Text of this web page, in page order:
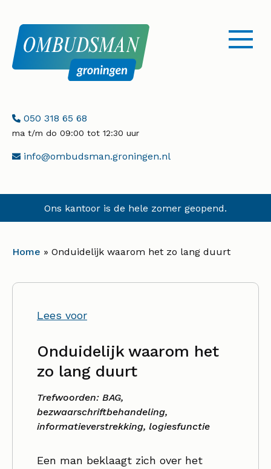
menu
openen
Telefoonnummer:
050 318 65 68
ma t/m do 09:00 tot 12:30 uur
E-info@ombudsman.groningen.nl
Ons kantoor is de hele zomer geopend.
Home » Onduidelijk waarom het zo lang duurt
Lees voor
Onduidelijk waarom het
zo lang duurt
Trefwoorden: BAG,
bezwaarschriftbehandeling,
informatieverstrekking, logiesfunctie
Een man beklaagt zich over het